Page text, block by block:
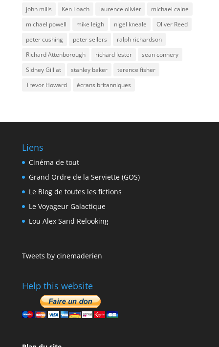
john mills
Ken Loach laurence olivier
michael caine
michael powell
mike leigh nigel kneale
Oliver Reed
peter cushing
peter sellers
ralph richardson
Richard Attenborough
richard lester
sean connery
Sidney Gilliat
stanley baker
terence fisher
Trevor Howard
écrans britanniques
Liens
Cinéma de tout
Grand Ordre de la Serviette (GOS)
Le Blog de toutes les fictions
Le Voyageur Galactique
Lou Alex Sand Relooking
Tweets by cinemaderien
Help this website